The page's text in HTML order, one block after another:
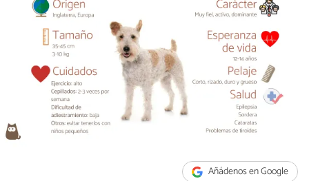
Añádenos en Google